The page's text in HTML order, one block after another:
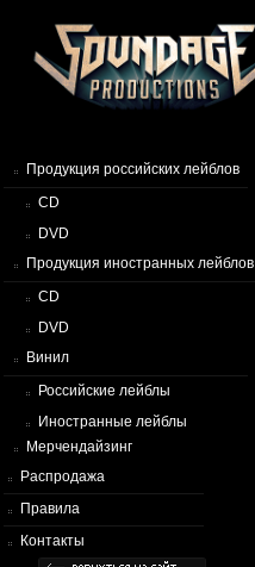
Продукция российских лейблов
CD
DVD
Продукция иностранных лейблов
CD
DVD
Винил
Российские лейблы
Иностранные лейблы
Мерчендайзинг
Распродажа
Правила
Контакты